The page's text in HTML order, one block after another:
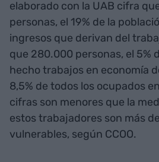
elaborado con la UAB cifra
personas, el 19% de la
ingresos que derivan del
que 280.000 personas, el 5%
hecho trabajos en economía
8,5% de todos los ocupados
cifras son menores que la
estos trabajadores son más
vulnerables, según CCOO.